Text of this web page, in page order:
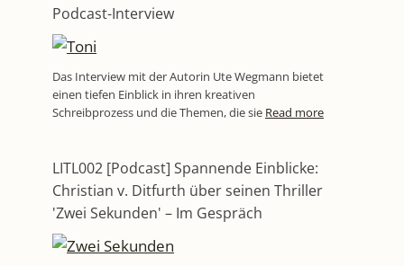
Podcast-Interview
Das Interview mit der Autorin Ute Wegmann bietet
einen tiefen Einblick in ihren kreativen
Schreibprozess und die Themen, die sie Read more
LITL002 [Podcast] Spannende Einblicke:
Christian v. Ditfurth über seinen Thriller
'Zwei Sekunden' – Im Gespräch